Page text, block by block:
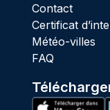
Contact
Certificat
Météo-villes
FAQ